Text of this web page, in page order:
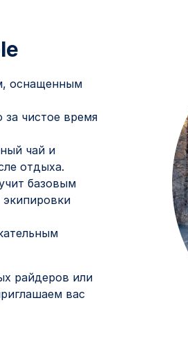
оснащенным
за чистое время
чай и
отдыха.
базовым
райдеров или
вас